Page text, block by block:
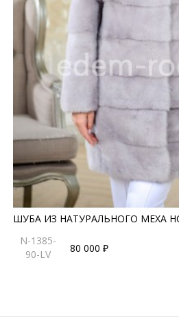
ШУБА ИЗ НАТУРАЛЬНОГО МЕХА
N-1385-
90-LV
80 000 ₽